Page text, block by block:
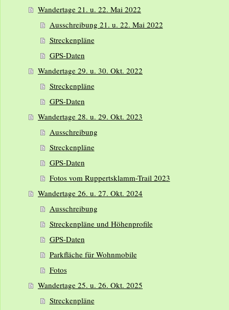
Wandertage 21. u. 22. Mai 2022
Ausschreibung 21. u. 22. Mai 2022
Streckenpläne
GPS-Daten
Wandertage 29. u. 30. Okt. 2022
Streckenpläne
GPS-Daten
Wandertage 28. u. 29. Okt. 2023
Ausschreibung
Streckenpläne
GPS-Daten
Fotos vom Ruppertsklamm-Trail 2023
Wandertage 26. u. 27. Okt. 2024
Ausschreibung
Streckenpläne und Höhenprofile
GPS-Daten
Parkfläche für Wohnmobile
Fotos
Wandertage 25. u. 26. Okt. 2025
Streckenpläne